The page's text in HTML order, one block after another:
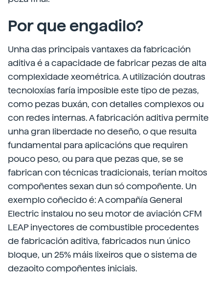
Por que engadilo?
Unha das principais vantaxes da fabricación
aditiva é a capacidade de fabricar pezas de alta
complexidade xeométrica. A utilización doutras
tecnoloxías faría imposible este tipo de pezas,
como pezas buxán, con detalles complexos ou
con redes internas. A fabricación aditiva permite
unha gran liberdade no deseño, o que resulta
fundamental para aplicacións que requiren
pouco peso, ou para que pezas que, se se
fabrican con técnicas tradicionais, terían moitos
compoñentes sexan dun só compoñente. Un
exemplo coñecido é: A compañía General
Electric instalou no seu motor de aviación CFM
LEAP inyectores de combustible procedentes
de fabricación aditiva, fabricados nun único
bloque, un 25% máis lixeiros que o sistema de
dezaoito compoñentes iniciais.